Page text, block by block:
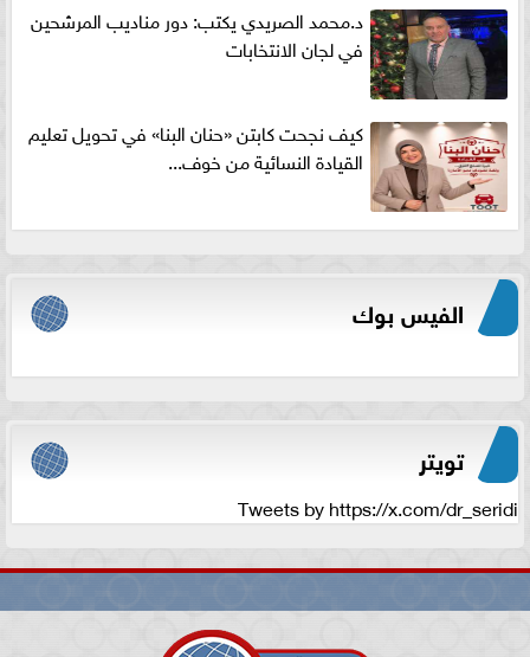
د.محمد الصريدي يكتب: دور مناديب المرشحين
في لجان الانتخابات
كيف نجحت كابتن «حنان البنا» في تحويل تعليم
القيادة النسائية من خوف...
الفيس بوك
تويتر
Tweets by https://x.com/dr_seridi